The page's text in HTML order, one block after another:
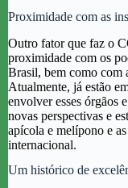
Proximidade com as
Outro fator que faz o
proximidade com os
Brasil, bem como com
Atualmente, já estão
envolver esses órgãos
novas perspectivas e
apícola e melípono e
internacional.
Um histórico de